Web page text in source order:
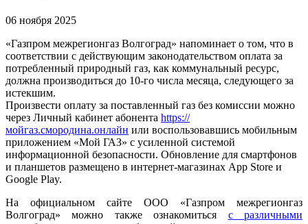
06 ноября 2025
«Газпром межрегионгаз Волгоград» напоминает о том, что в
соответствии с действующим законодательством оплата за
потребленный природный газ, как коммунальный ресурс,
должна производиться до 10-го числа месяца, следующего за
истекшим.
Произвести оплату за поставленный газ без комиссии можно
через Личный кабинет абонента https://
мойгаз.смородина.онлайн или воспользовавшись мобильным
приложением «Мой ГАЗ» с усиленной системой
информационной безопасности. Обновление для смартфонов
и планшетов размещено в интернет-магазинах App Store и
Google Play.
На официальном сайте ООО «Газпром межрегионгаз
Волгоград» можно также ознакомиться с различными